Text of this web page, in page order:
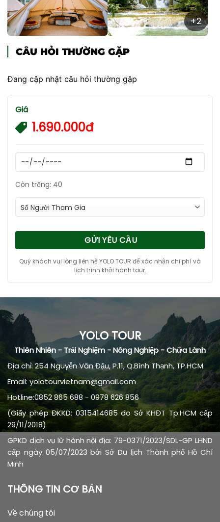
+2
CÂU HỎI THƯỜNG GẶP
Đang cập nhật câu hỏi thường gặp
Giá
1.690.000đ
Còn trống: 40
GỬI YÊU CẦU
Quý khách vui lòng liên hệ YOLO TOUR để xác nhận chi phí và
lịch trình khởi hành tour.
YOLO TOUR
Thiên Nhiên - Trải Nghiệm - Nông Nghiệp - Chữa Lành
Địa chỉ: 254 Nguyễn Văn Đậu, P.11, Q.Bình Thạnh, TP.HCM.
Email: yolotourvietnam@gmail.com
Hotline:0852 865 688 - 0978 626 856
(Giấy phép ĐKKD: 0315414685 do Sở KHĐT Tp.HCM cấp
29/11/2018)
GPKD dịch vụ lữ hành nội địa: 79-0371/2023/SDL-GP LHND
cấp ngày 05/07/2023 bởi Sở Du lịch Thành phố Hồ Chí
Minh
THÔNG TIN CƠ BẢN
Về chúng tôi